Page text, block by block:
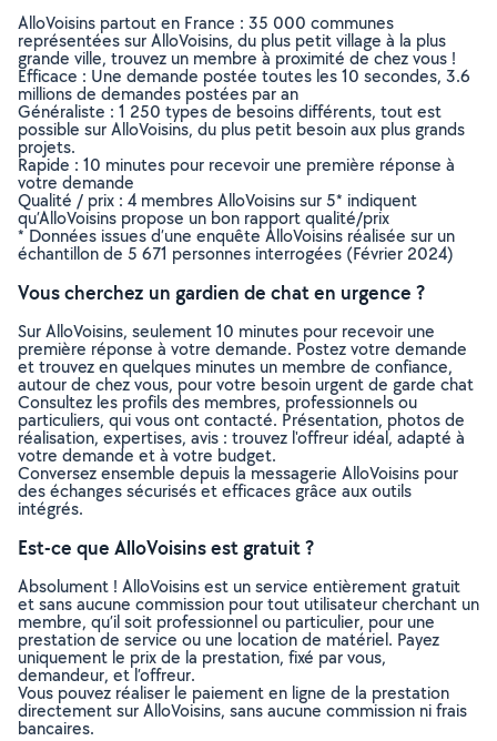
AlloVoisins partout en France : 35 000 communes
représentées sur AlloVoisins, du plus petit village à la plus
grande ville, trouvez un membre à proximité de chez vous !
Efficace : Une demande postée toutes les 10 secondes, 3.6
millions de demandes postées par an
Généraliste : 1 250 types de besoins différents, tout est
possible sur AlloVoisins, du plus petit besoin aux plus grands
projets.
Rapide : 10 minutes pour recevoir une première réponse à
votre demande
Qualité / prix : 4 membres AlloVoisins sur 5* indiquent
qu’AlloVoisins propose un bon rapport qualité/prix
* Données issues d’une enquête AlloVoisins réalisée sur un
échantillon de 5 671 personnes interrogées (Février 2024)
Vous cherchez un gardien de chat en urgence ?
Sur AlloVoisins, seulement 10 minutes pour recevoir une
première réponse à votre demande. Postez votre demande
et trouvez en quelques minutes un membre de confiance,
autour de chez vous, pour votre besoin urgent de garde chat
Consultez les profils des membres, professionnels ou
particuliers, qui vous ont contacté. Présentation, photos de
réalisation, expertises, avis : trouvez l'offreur idéal, adapté à
votre demande et à votre budget.
Conversez ensemble depuis la messagerie AlloVoisins pour
des échanges sécurisés et efficaces grâce aux outils
intégrés.
Est-ce que AlloVoisins est gratuit ?
Absolument ! AlloVoisins est un service entièrement gratuit
et sans aucune commission pour tout utilisateur cherchant un
membre, qu’il soit professionnel ou particulier, pour une
prestation de service ou une location de matériel. Payez
uniquement le prix de la prestation, fixé par vous,
demandeur, et l’offreur.
Vous pouvez réaliser le paiement en ligne de la prestation
directement sur AlloVoisins, sans aucune commission ni frais
bancaires.